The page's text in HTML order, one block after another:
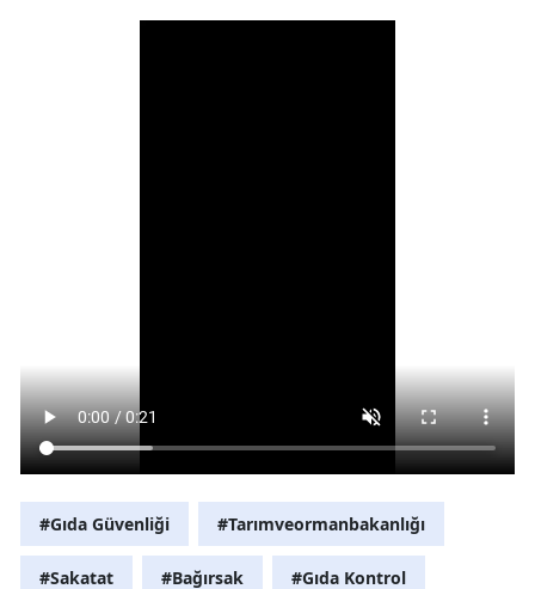
#Gıda Güvenliği #Tarımveormanbakanlığı
#Sakatat #Bağırsak #Gıda Kontrol